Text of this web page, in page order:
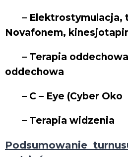
– Elektrostymulacja,
Novafonem,
– Terapia
oddechowa
– C – Eye (Cyber Oko
– Terapia widzenia
Podsumowanie